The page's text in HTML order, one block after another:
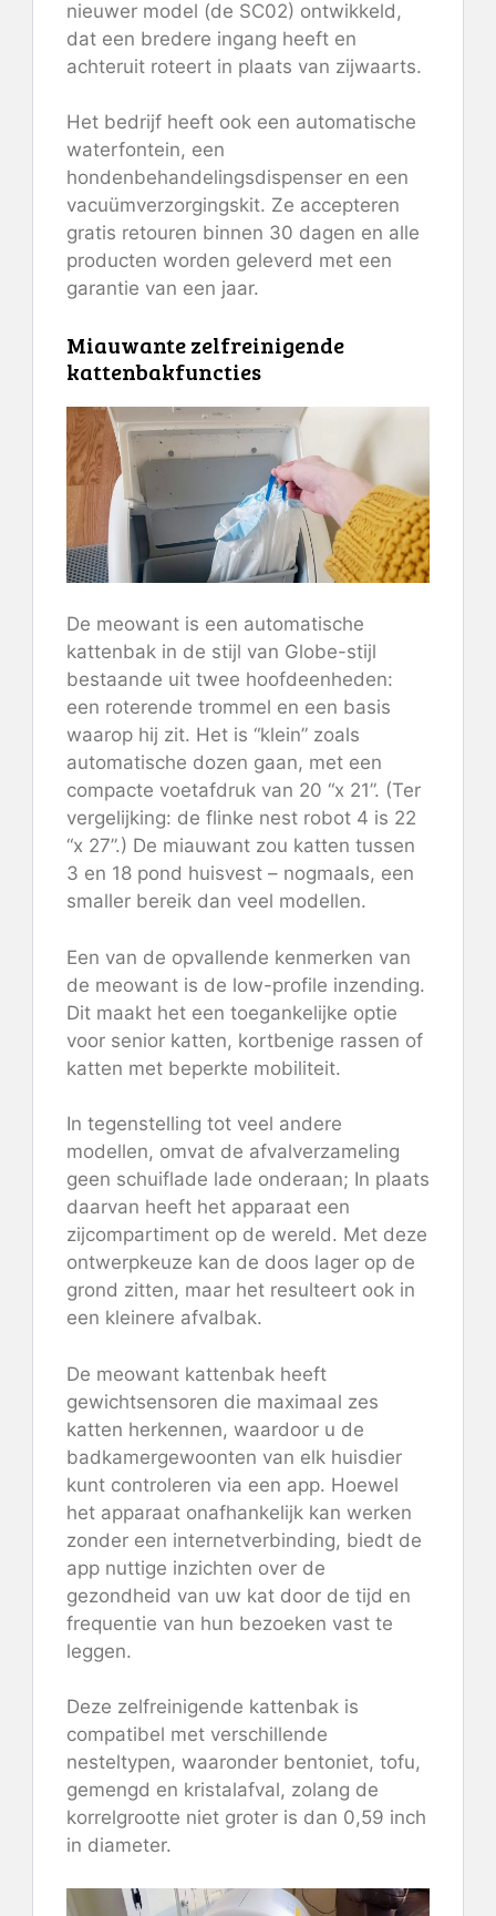
nieuwer model (de SC02) ontwikkeld,
dat een bredere ingang heeft en
achteruit roteert in plaats van zijwaarts.
Het bedrijf heeft ook een automatische
waterfontein, een
hondenbehandelingsdispenser en een
vacuümverzorgingskit. Ze accepteren
gratis retouren binnen 30 dagen en alle
producten worden geleverd met een
garantie van een jaar.
Miauwante zelfreinigende
kattenbakfuncties
De meowant is een automatische
kattenbak in de stijl van Globe-stijl
bestaande uit twee hoofdeenheden:
een roterende trommel en een basis
waarop hij zit. Het is “klein” zoals
automatische dozen gaan, met een
compacte voetafdruk van 20 “x 21”. (Ter
vergelijking: de flinke nest robot 4 is 22
“x 27”.) De miauwant zou katten tussen
3 en 18 pond huisvest – nogmaals, een
smaller bereik dan veel modellen.
Een van de opvallende kenmerken van
de meowant is de low-profile inzending.
Dit maakt het een toegankelijke optie
voor senior katten, kortbenige rassen of
katten met beperkte mobiliteit.
In tegenstelling tot veel andere
modellen, omvat de afvalverzameling
geen schuiflade lade onderaan; In plaats
daarvan heeft het apparaat een
zijcompartiment op de wereld. Met deze
ontwerpkeuze kan de doos lager op de
grond zitten, maar het resulteert ook in
een kleinere afvalbak.
De meowant kattenbak heeft
gewichtsensoren die maximaal zes
katten herkennen, waardoor u de
badkamergewoonten van elk huisdier
kunt controleren via een app. Hoewel
het apparaat onafhankelijk kan werken
zonder een internetverbinding, biedt de
app nuttige inzichten over de
gezondheid van uw kat door de tijd en
frequentie van hun bezoeken vast te
leggen.
Deze zelfreinigende kattenbak is
compatibel met verschillende
nesteltypen, waaronder bentoniet, tofu,
gemengd en kristalafval, zolang de
korrelgrootte niet groter is dan 0,59 inch
in diameter.